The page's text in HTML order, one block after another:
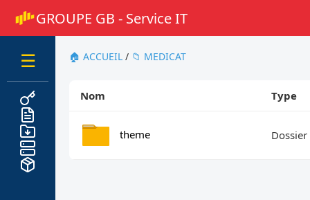
GROUPE GB - Service IT
☰ 🏠 ACCUEIL / 📁 MEDICAT
Nom Type
theme Dossier